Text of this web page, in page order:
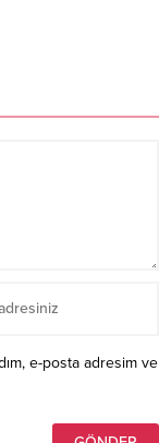
e-posta adresim ve